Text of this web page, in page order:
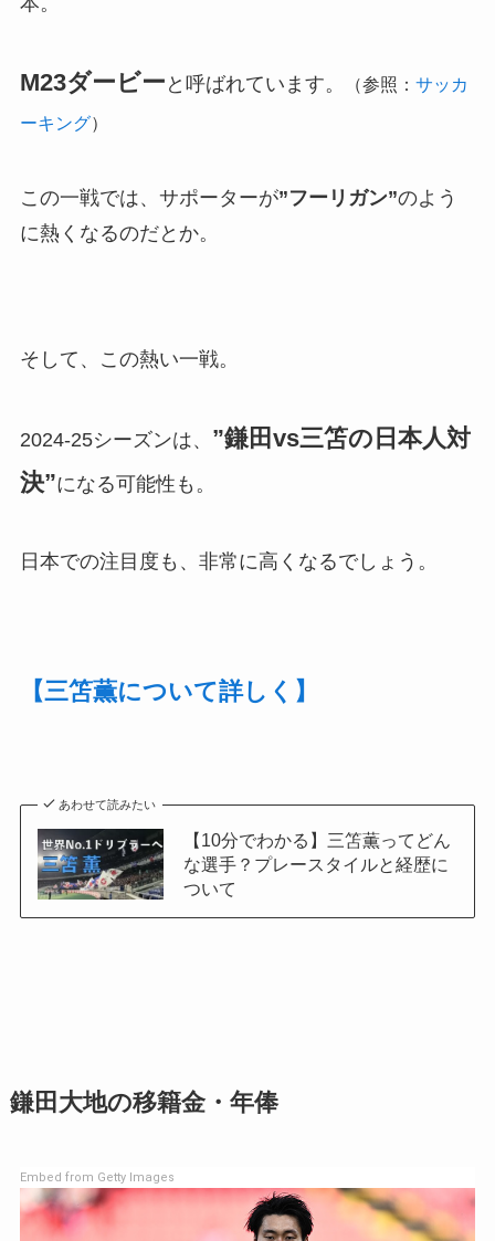
M23ダービー と呼ばれています。 （参照： サッカ
ーキング）
この一戦では、サポーターが”フーリガン”のよう
に熱くなるのだとか。
そして、この熱い一戦。
2024-25シーズンは、 ”鎌田vs三笘の日本人対
決”になる可能性も。
日本での注目度も、非常に高くなるでしょう。
【三笘薫について詳しく】
あわせて読みたい
【10分でわかる】三笘薫ってどん
な選手？プレースタイルと経歴に
ついて
鎌田大地の移籍金・年俸
Embed from Getty Images